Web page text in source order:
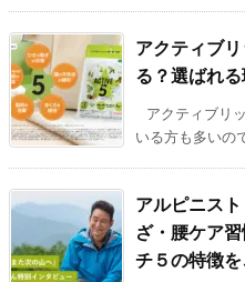
アクティブ
る？選ばれ
アクティブリ
いる方も多いの
アルピニス
ざ・腰ケア
チ５の特徴